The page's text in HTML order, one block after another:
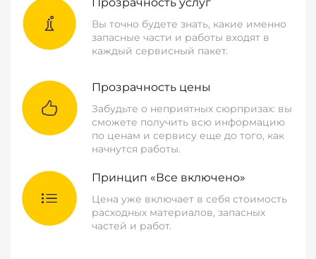
Вы точно будете знать, какие именно
запасные части и работы входят в
каждый сервисный пакет.
Прозрачность цены
Забудьте о неприятных сюрпризах: вы
сможете получить всю информацию
по ценам и сервису еще до того, как
начнутся работы.
Принцип «Все включено»
Цена уже включает в себя стоимость
расходных материалов, запасных
частей и работ.